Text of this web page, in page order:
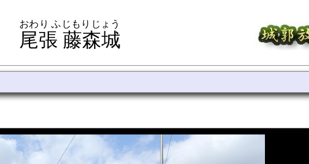
尾張 藤森城
おわり ふじもりじょう